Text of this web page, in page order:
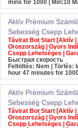
mins for 1000 | Min:10
Aktív Prémium
Sebesség Csepp
Távirat Bot Start [Aktív |
Oroszország | Gyors
Csepp Lehetséges |
Быстрая скорость
Feltöltés: Nem | Törlés:
hour 47 minutes for
Aktív Prémium
Sebesség Csepp
Távirat Bot Start [Aktív |
Oroszország | Gyors
Csepp Lehetséges |